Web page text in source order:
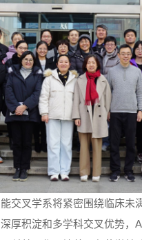
交叉学系将紧密围绕临床未
厚积淀和多学科交叉优势，